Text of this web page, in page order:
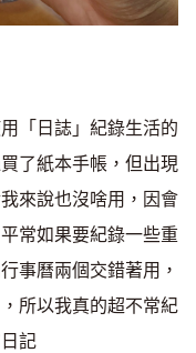
「日誌」紀錄生活的
了紙本手帳，但出現
來說也沒啥用，因會
常如果要紀錄一些重
事曆兩個交錯著用，
所以我真的超不常紀
記